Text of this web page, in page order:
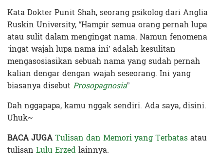
Kata Dokter Punit Shah, seorang psikolog dari Anglia
Ruskin University, “Hampir semua orang pernah lupa
atau sulit dalam mengingat nama. Namun fenomena
‘ingat wajah lupa nama ini’ adalah kesulitan
mengasosiasikan sebuah nama yang sudah pernah
kalian dengar dengan wajah seseorang. Ini yang
biasanya disebutProsopagnosia”
Dah nggapapa, kamu nggak sendiri. Ada saya, disini.
Uhuk~
BACA JUGATulisan dan Memori yang Terbatasatau
tulisan Lulu Erzed lainnya.